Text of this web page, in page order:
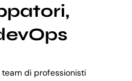
team di professionisti